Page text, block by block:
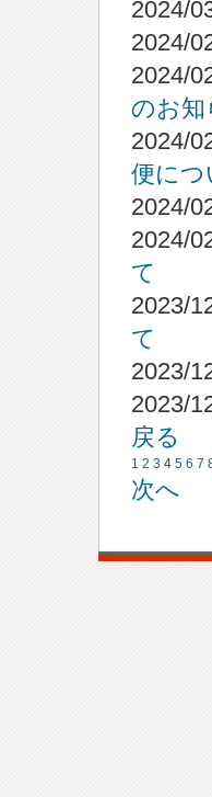
2024/
2024/
2024/
のお知
2024/
便につ
2024/
2024/
て
2023/
て
2023/
2023/
戻る
1 2 3 4 5 6 7
次へ